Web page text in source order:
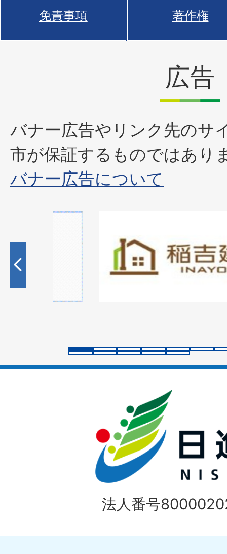
免責事項 著作権
広告
バナー広告やリンク先のサ
市が保証するものではあり
バナー広告について
枚
目
の
ラ
イ
法人番号